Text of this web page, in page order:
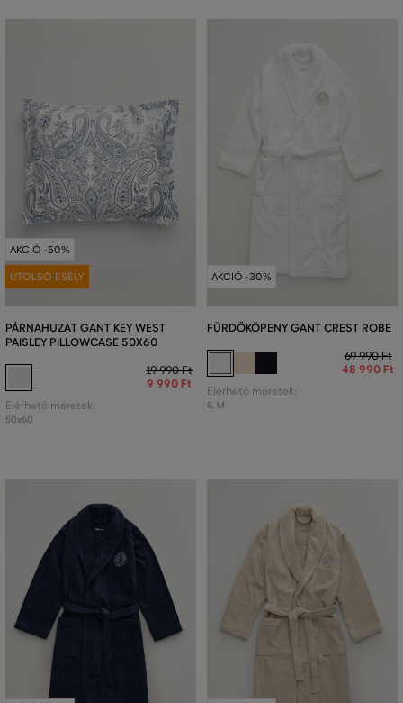
AKCIÓ -50%
UTOLSÓ ESÉLY
PÁRNAHUZAT GANT KEY WEST
PAISLEY PILLOWCASE 50X60
19 990 Ft
9 990 Ft
Elérhető méretek:
50x60
AKCIÓ -30%
FÜRDŐKÖPENY GANT CREST ROBE
69 990 Ft
48 990 Ft
Elérhető méretek:
S, M